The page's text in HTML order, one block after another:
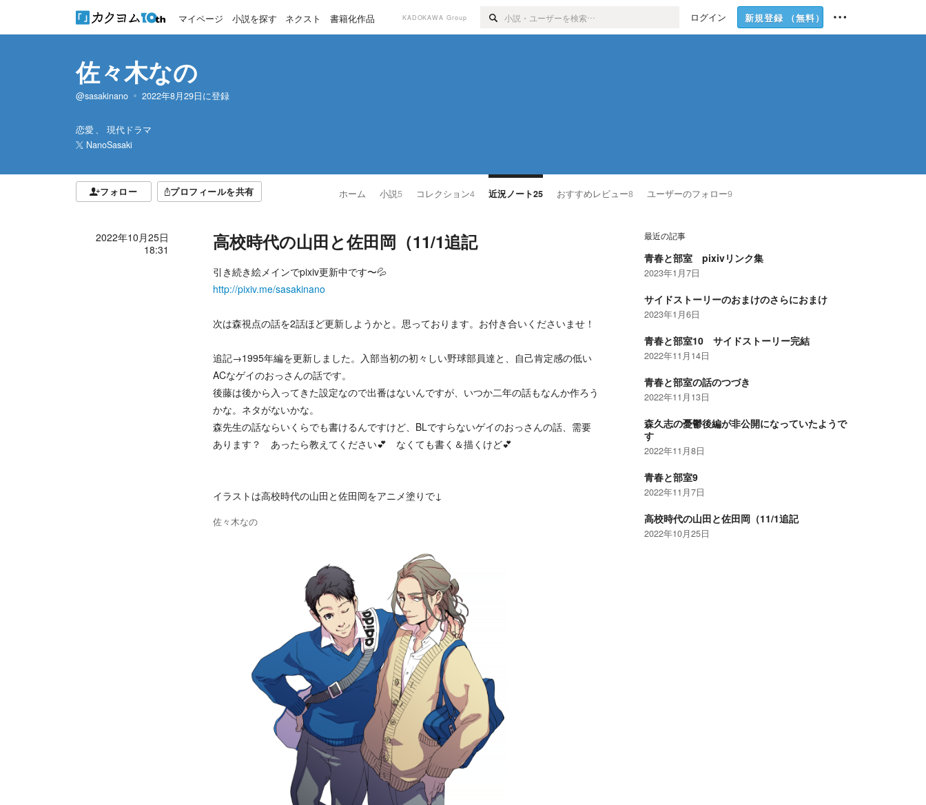
マイページ 小説を探す ネクスト 書籍化作品 KADOKAWA Group ログイン 新規登録 （無料）
佐々木なの
@sasakinano 2022年8月29日に登録
恋愛
現代ドラマ
NanoSasaki
フォロー プロフィールを共有 ホーム 小説5 コレクション4 近況ノート25 おすすめレビュー8 ユーザーのフォロー9
2022年10月25日
18:31
高校時代の山田と佐田岡（11/1追記
引き続き絵メインでpixiv更新中です〜💦
http://pixiv.me/sasakinano
次は森視点の話を2話ほど更新しようかと。思っております。お付き合いくださいませ！
追記→1995年編を更新しました。入部当初の初々しい野球部員達と、自己肯定感の低い
ACなゲイのおっさんの話です。
後藤は後から入ってきた設定なので出番はないんですが、いつか二年の話もなんか作ろう
かな。ネタがないかな。
森先生の話ならいくらでも書けるんですけど、BLですらないゲイのおっさんの話、需要
あります？ あったら教えてください💕 なくても書く＆描くけど💕
イラストは高校時代の山田と佐田岡をアニメ塗りで↓
佐々木なの
最近の記事
青春と部室 pixivリンク集
2023年1月7日
サイドストーリーのおまけのさらにおまけ
2023年1月6日
青春と部室10 サイドストーリー完結
2022年11月14日
青春と部室の話のつづき
2022年11月13日
森久志の憂鬱後編が非公開になっていたようで
す
2022年11月8日
青春と部室9
2022年11月7日
高校時代の山田と佐田岡（11/1追記
2022年10月25日